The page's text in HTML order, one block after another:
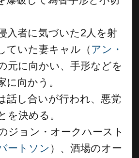
入者に気づいた2人を射
ていた妻キャル（ アン・
元に向かい、手形などを
に向かう。
話し合いが行われ、悪党
を決める。
ジョン・オークハースト
ートソン ）、酒場のオー